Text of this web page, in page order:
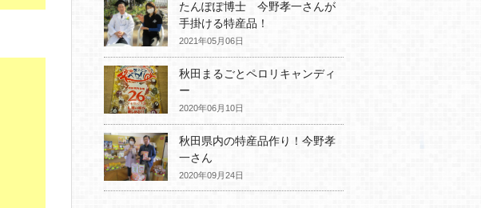
たんぽぽ博士 今野孝一さんが
手掛ける特産品！
2021年05月06日
秋田まるごとペロリキャンディ
ー
2020年06月10日
秋田県内の特産品作り！今野孝
一さん
2020年09月24日